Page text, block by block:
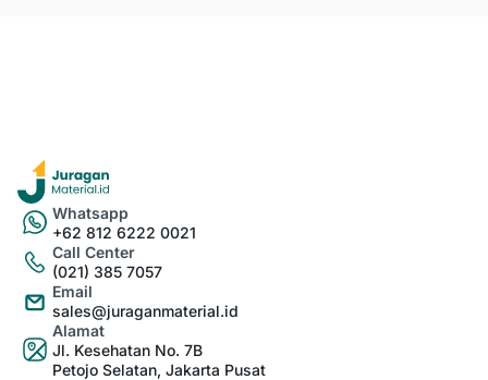
Whatsapp
+62 812 6222 0021
Call Center
(021) 385 7057
Email
sales@juraganmaterial.id
Alamat
Jl. Kesehatan No. 7B
Petojo Selatan, Jakarta Pusat